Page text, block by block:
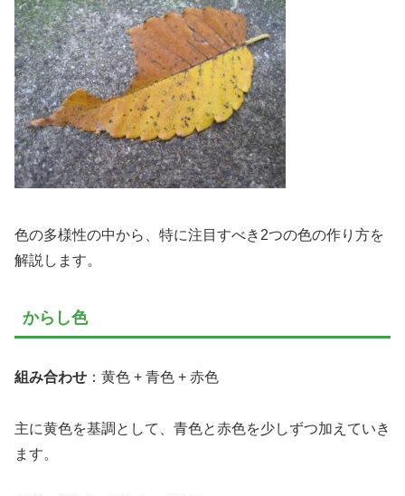
色の多様性の中から、特に注目すべき2つの色の作り方を
解説します。
からし色
組み合わせ ：黄色 + 青色 + 赤色
主に黄色を基調として、青色と赤色を少しずつ加えていき
ます。